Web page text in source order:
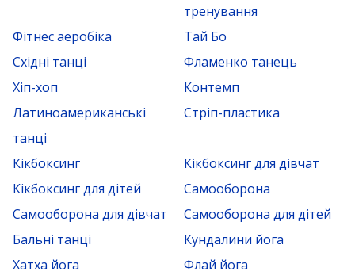
тренування
Фітнес аеробіка
Тай Бо
Східні танці
Фламенко танець
Хіп-хоп
Контемп
Латиноамериканські
танці
Стріп-пластика
Кікбоксинг
Кікбоксинг для дівчат
Кікбоксинг для дітей
Самооборона
Самооборона для дівчат
Самооборона для дітей
Бальні танці
Кундалини йога
Хатха йога
Флай йога